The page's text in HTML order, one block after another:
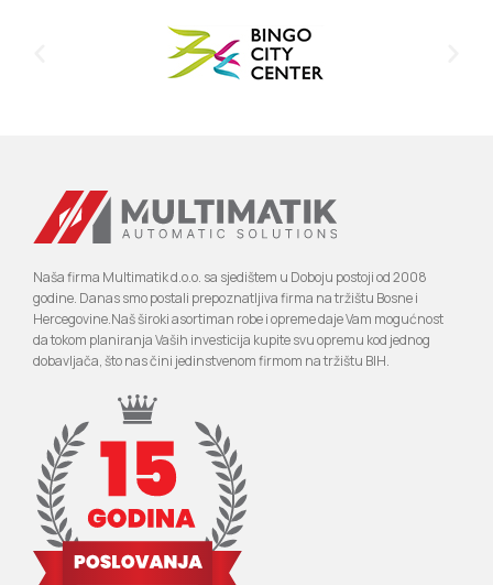
Naša firma Multimatik d.o.o. sa sjedištem u Doboju postoji od 2008
godine. Danas smo postali prepoznatljiva firma na tržištu Bosne i
Hercegovine.Naš široki asortiman robe i opreme daje Vam mogućnost
da tokom planiranja Vaših investicija kupite svu opremu kod jednog
dobavljača, što nas čini jedinstvenom firmom na tržištu BIH.